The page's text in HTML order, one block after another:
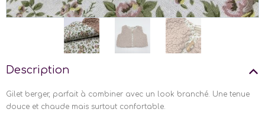
Description
Gilet berger, parfait à combiner avec un look branché. Une tenue
douce et chaude mais surtout confortable.